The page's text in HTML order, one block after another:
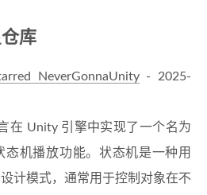
库
NeverGonnaUnity- 2025-
在 Unity 引擎中实现了一个名为
态机播放功能。状态机是一种用
计模式，通常用于控制对象在不